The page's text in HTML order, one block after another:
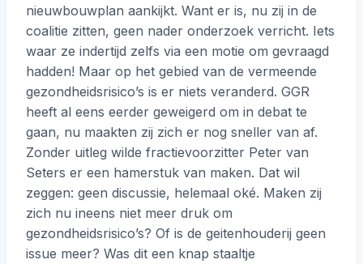
nieuwbouwplan aankijkt. Want er is, nu zij in de
coalitie zitten, geen nader onderzoek verricht. Iets
waar ze indertijd zelfs via een motie om gevraagd
hadden! Maar op het gebied van de vermeende
gezondheidsrisico’s is er niets veranderd. GGR
heeft al eens eerder geweigerd om in debat te
gaan, nu maakten zij zich er nog sneller van af.
Zonder uitleg wilde fractievoorzitter Peter van
Seters er een hamerstuk van maken. Dat wil
zeggen: geen discussie, helemaal oké. Maken zij
zich nu ineens niet meer druk om
gezondheidsrisico’s? Of is de geitenhouderij geen
issue meer? Was dit een knap staaltje